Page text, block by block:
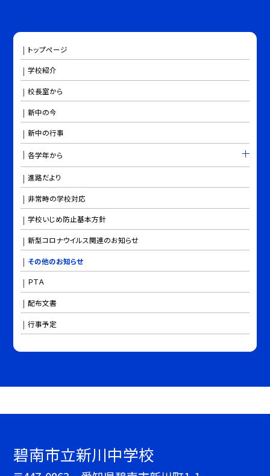
トップページ
学校紹介
校長室から
新中の今
新中の行事
各学年から
進路だより
非常時の学校対応
学校いじめ防止基本方針
新型コロナウイルス関連のお知らせ
その他のお知らせ
ＰＴＡ
配布文書
行事予定
碧南市立新川中学校